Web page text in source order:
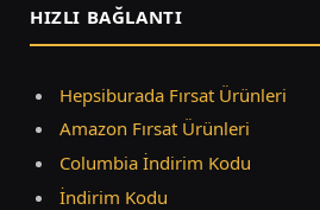
HIZLI BAĞLANTI
Hepsiburada Fırsat Ürünleri
Amazon Fırsat Ürünleri
Columbia İndirim Kodu
İndirim Kodu